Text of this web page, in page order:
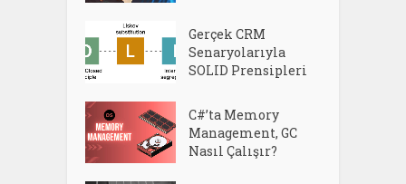
Gerçek CRM
Senaryolarıyla
SOLID Prensipleri
C#’ta Memory
Management, GC
Nasıl Çalışır?